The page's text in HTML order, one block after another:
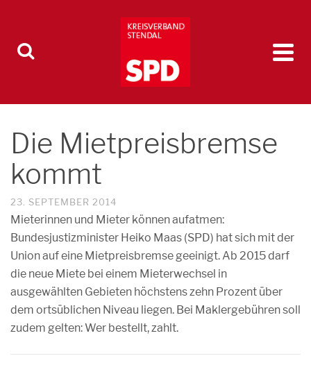
Die Mietpreisbremse
kommt
23. SEPTEMBER 2014
Mieterinnen und Mieter können aufatmen:
Bundesjustizminister Heiko Maas (SPD) hat sich mit der
Union auf eine Mietpreisbremse geeinigt. Ab 2015 darf
die neue Miete bei einem Mieterwechsel in
ausgewählten Gebieten höchstens zehn Prozent über
dem ortsüblichen Niveau liegen. Bei Maklergebühren soll
zudem gelten: Wer bestellt, zahlt.